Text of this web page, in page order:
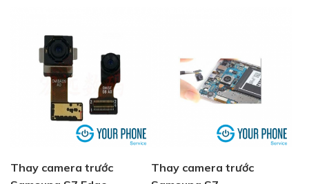
Thay camera trước
Thay camera trước